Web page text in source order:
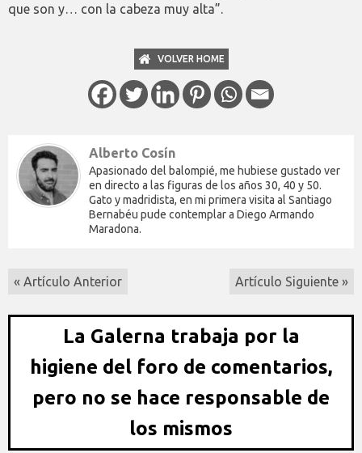
que son y… con la cabeza muy alta”.
VOLVER HOME
Alberto Cosín
Apasionado del balompié, me hubiese gustado ver
en directo a las figuras de los años 30, 40 y 50.
Gato y madridista, en mi primera visita al Santiago
Bernabéu pude contemplar a Diego Armando
Maradona.
« Artículo Anterior Artículo Siguiente »
La Galerna trabaja por la
higiene del foro de comentarios,
pero no se hace responsable de
los mismos